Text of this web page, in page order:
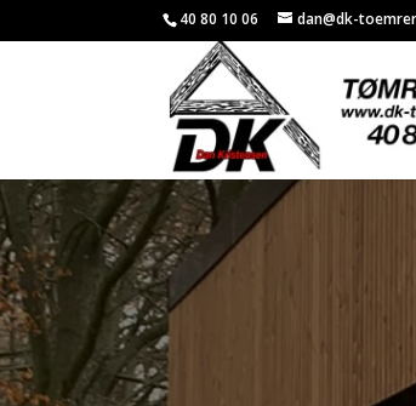
40 80 10 06 dan@dk-